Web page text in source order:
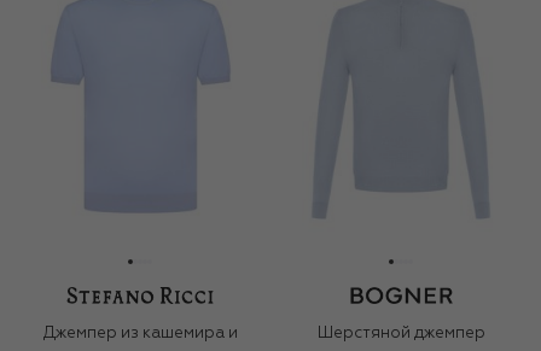
Джемпер из кашемира и
Шерстяной джемпер